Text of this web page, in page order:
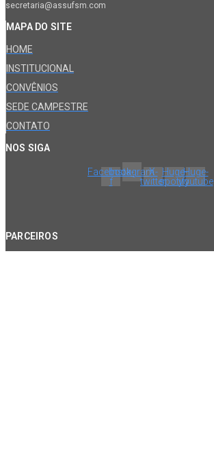
secretaria@assufsm.com
MAPA DO SITE
HOME
INSTITUCIONAL
CONVÊNIOS
SEDE CAMPESTRE
CONTATO
NOS SIGA
Facebook-
f
InstagramX-
twitter
Huge-
spotify
Huge-
youtube
PARCEIROS